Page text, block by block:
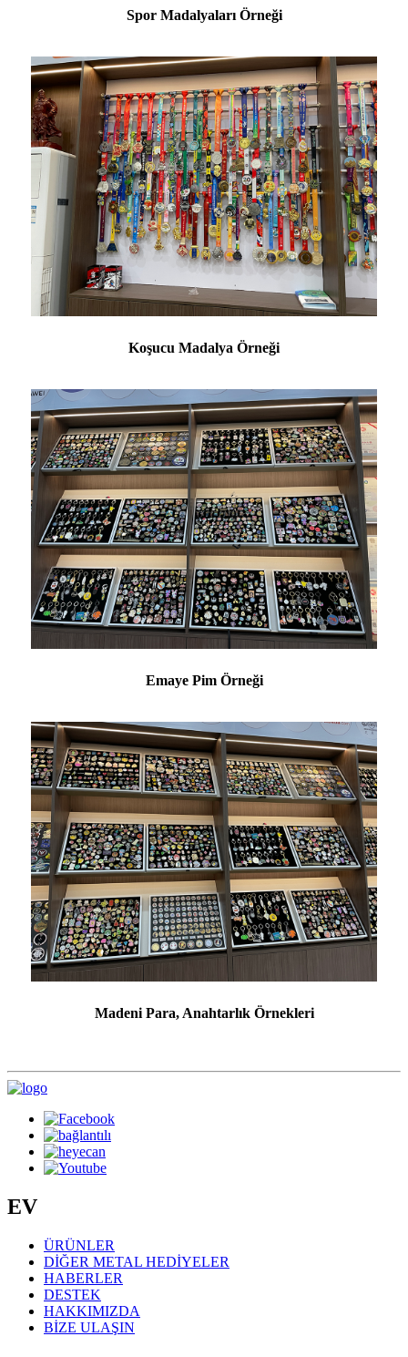
Spor Madalyaları Örneği
Koşucu Madalya Örneği
Emaye Pim Örneği
Madeni Para, Anahtarlık Örnekleri
EV
ÜRÜNLER
DİĞER METAL HEDİYELER
HABERLER
DESTEK
HAKKIMIZDA
BİZE ULAŞIN